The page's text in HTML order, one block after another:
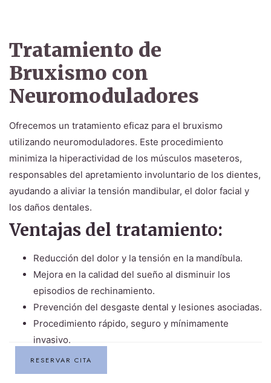
Tratamiento de
Bruxismo con
Neuromoduladores
Ofrecemos un tratamiento eficaz para el bruxismo
utilizando neuromoduladores. Este procedimiento
minimiza la hiperactividad de los músculos maseteros,
responsables del apretamiento involuntario de los dientes,
ayudando a aliviar la tensión mandibular, el dolor facial y
los daños dentales.
Ventajas del tratamiento:
Reducción del dolor y la tensión en la mandíbula.
Mejora en la calidad del sueño al disminuir los
episodios de rechinamiento.
Prevención del desgaste dental y lesiones asociadas.
Procedimiento rápido, seguro y mínimamente
invasivo.
RESERVAR CITA